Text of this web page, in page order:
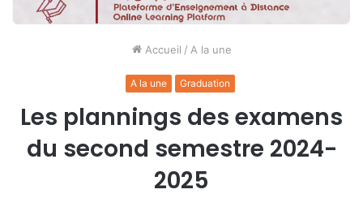
Accueil / A la une
A la une Graduation
Les plannings des examens
du second semestre 2024-
2025